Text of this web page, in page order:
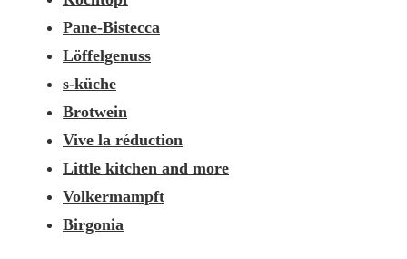
Pane-Bistecca
Löffelgenuss
s-küche
Brotwein
Vive la réduction
Little kitchen and more
Volkermampft
Birgonia